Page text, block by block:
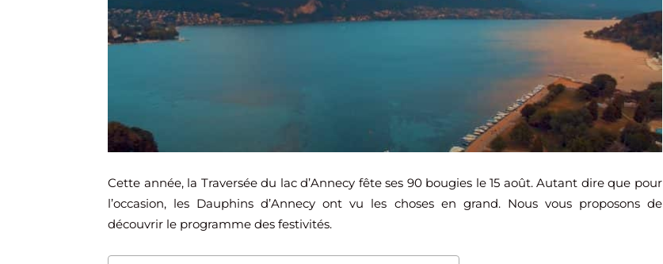
Cette année, la Traversée du lac d’Annecy fête ses 90 bougies le 15 août. Autant dire que pour
l’occasion, les Dauphins d’Annecy ont vu les choses en grand. Nous vous proposons de
découvrir le programme des festivités.